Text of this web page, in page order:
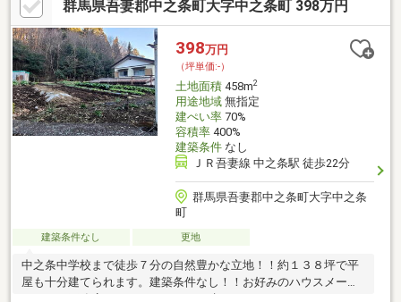
群馬県吾妻郡中之条町大字中之条町 398万円
398万円
（坪単価:-）
土地面積458m2
用途地域無指定
建ぺい率70%
容積率400%
建築条件なし
ＪＲ吾妻線 中之条駅 徒歩22分
群馬県吾妻郡中之条町大字中之条
町
建築条件なし 更地
中之条中学校まで徒歩７分の自然豊かな立地！！約１３８坪で平
屋も十分建てられます。建築条件なし！！お好みのハウスメーカ